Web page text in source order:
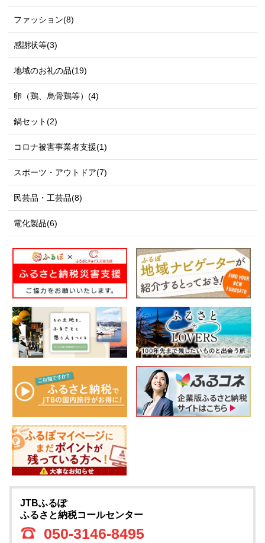
ファッション(8)
感謝状等(3)
地域のお礼の品(19)
卵（鶏、烏骨鶏等）(4)
鍋セット(2)
コロナ被害事業者支援(1)
スポーツ・アウトドア(7)
民芸品・工芸品(8)
電化製品(6)
JTBふるぽ
ふるさと納税コールセンター
050-3146-8495